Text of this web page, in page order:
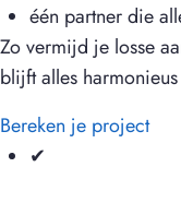
één partner die
Zo vermijd je losse
blijft alles
Bereken je project
✔